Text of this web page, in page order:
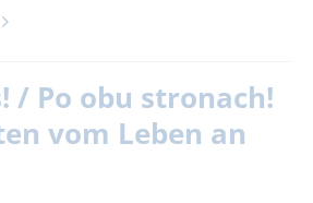
/ Po obu stronach!
vom Leben an